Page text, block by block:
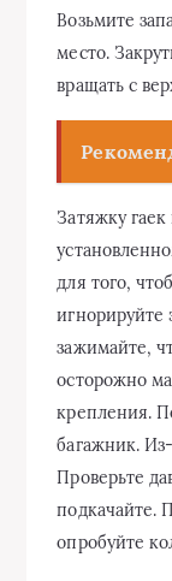
Возьмите
место.
вращать с
Затяжку
для того,
игнорируйте
зажимайте,
осторожно
крепления.
багажник.
Проверьте
подкачайте.
опробуйте